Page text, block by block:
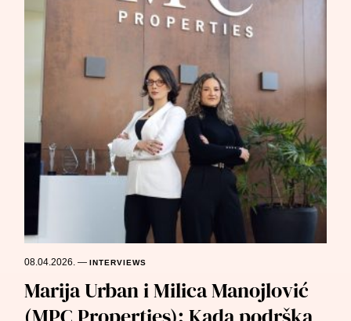
08.04.2026.—INTERVIEWS
Marija Urban i Milica Manojlović